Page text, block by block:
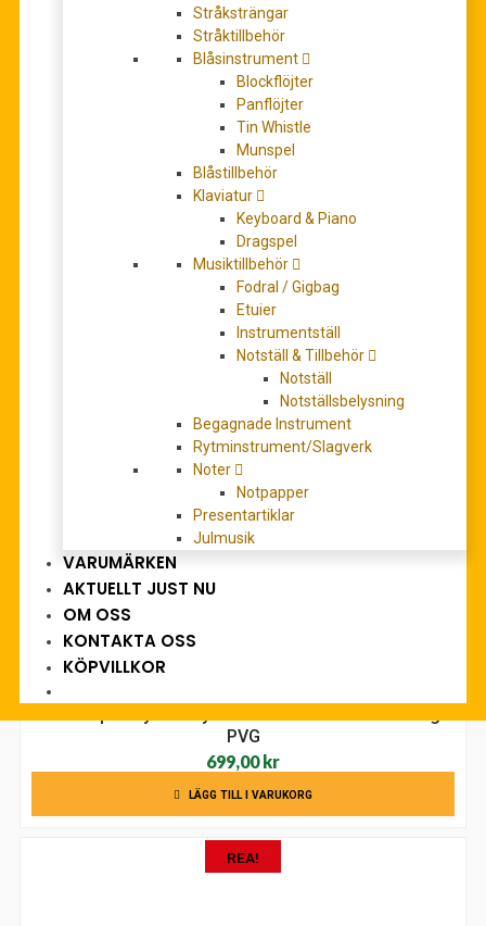
Stråksträngar
Stråktillbehör
Blåsinstrument
Blockflöjter
Panflöjter
Tin Whistle
Munspel
Blåstillbehör
Klaviatur
Keyboard & Piano
Dragspel
Musiktillbehör
Fodral / Gigbag
Etuier
Instrumentställ
Notställ & Tillbehör
Notställ
Notställsbelysning
Begagnade Instrument
Rytminstrument/Slagverk
Noter
Notpapper
Presentartiklar
Julmusik
VARUMÄRKEN
AKTUELLT JUST NU
OM OSS
KONTAKTA OSS
KÖPVILLKOR
Beginning Solo Guitar: Disney Songs (TAB)
225,00kr
LÄGG TILL I VARUKORG
Bibbidi Bobbidi Boo
kr
PVG
699,00kr
LÄGG TILL I VARUKORG
REA!